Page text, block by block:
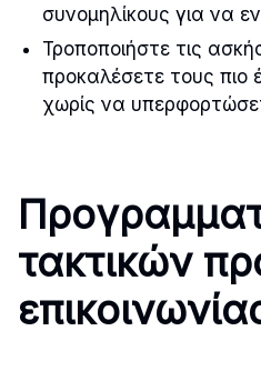
συνομηλίκους για να
Τροποποιήστε τις
προκαλέσετε τους πιο
χωρίς να
τακτικών